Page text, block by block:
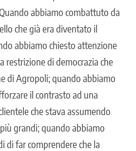
abbiamo combattuto da
che già era diventato il
abbiamo chiesto attenzione
restrizione di democrazia che
di Agropoli; quando abbiamo
il contrasto ad una
che stava assumendo
grandi; quando abbiamo
di far comprendere che la